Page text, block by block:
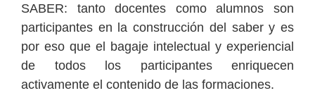
SABER: tanto docentes como alumnos son
participantes en la construcción del saber y es
por eso que el bagaje intelectual y experiencial
de todos los participantes enriquecen
activamente el contenido de las formaciones.